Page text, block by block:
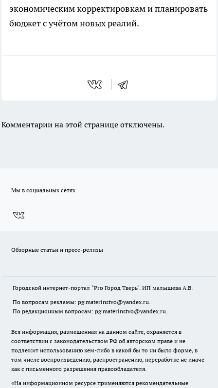
экономическим корректировкам и планировать
бюджет с учётом новых реалий.
Комментарии на этой странице отключены.
Мы в социальных сетях
Обзорные статьи и пресс-релизы
Городской интернет-портал "Pro Город Тверь". ИП малышева А.В.
По вопросам рекламы: pg.materinstvo@yandex.ru.
По редакционным вопросам: pg.materinstvo@yandex.ru.
Вся информация, размещенная на данном сайте, охраняется в
соответствии с законодательством РФ об авторском праве и не
подлежит использованию кем-либо в какой бы то ни было форме, в
том числе воспроизведению, распространению, переработке не иначе
как с письменного разрешения правообладателя.
«На информационном ресурсе применяются рекомендательные